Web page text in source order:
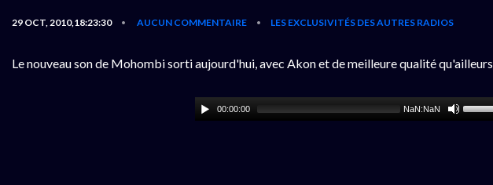
29 OCT, 2010,18:23:30 • AUCUN COMMENTAIRE • LES EXCLUSIVITÉS DES AUTRES RADIOS
Le nouveau son de Mohombi sorti aujourd'hui, avec Akon et de meilleure qualité qu'ailleurs
00:00:00 NaN:NaN